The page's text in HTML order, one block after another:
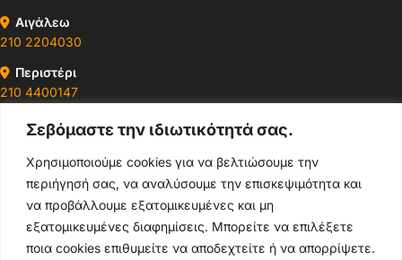
Σεβόμαστε την ιδιωτικότητά σας.
Χρησιμοποιούμε cookies για να βελτιώσουμε την
περιήγησή σας, να αναλύσουμε την επισκεψιμότητα και
να προβάλλουμε εξατομικευμένες και μη
εξατομικευμένες διαφημίσεις. Μπορείτε να επιλέξετε
ποια cookies επιθυμείτε να αποδεχτείτε ή να απορρίψετε.
Αιγάλεω
210 2204030
Περιστέρι
210 4400147
Ωράρια & Διευθύνσεις →
210 4929089
Κεντρικό τηλέφωνο